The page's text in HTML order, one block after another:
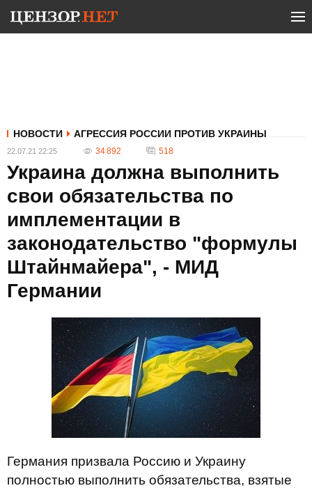
НОВОСТИ АГРЕССИЯ РОССИИ ПРОТИВ УКРАИНЫ
22.07.21 22:25 34 892 518
Украина должна выполнить
свои обязательства по
имплементации в
законодательство "формулы
Штайнмайера", - МИД
Германии
Германия призвала Россию и Украину
полностью выполнить обязательства, взятые